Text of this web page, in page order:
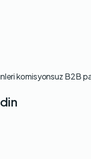
komisyonsuz B2B